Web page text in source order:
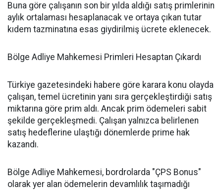
Buna göre çalışanın son bir yılda aldığı satış primlerinin
aylık ortalaması hesaplanacak ve ortaya çıkan tutar
kıdem tazminatına esas giydirilmiş ücrete eklenecek.
Bölge Adliye Mahkemesi Primleri Hesaptan Çıkardı
Türkiye gazetesindeki habere göre karara konu olayda
çalışan, temel ücretinin yanı sıra gerçekleştirdiği satış
miktarına göre prim aldı. Ancak prim ödemeleri sabit
şekilde gerçekleşmedi. Çalışan yalnızca belirlenen
satış hedeflerine ulaştığı dönemlerde prime hak
kazandı.
Bölge Adliye Mahkemesi, bordrolarda "ÇPS Bonus"
olarak yer alan ödemelerin devamlılık taşımadığı